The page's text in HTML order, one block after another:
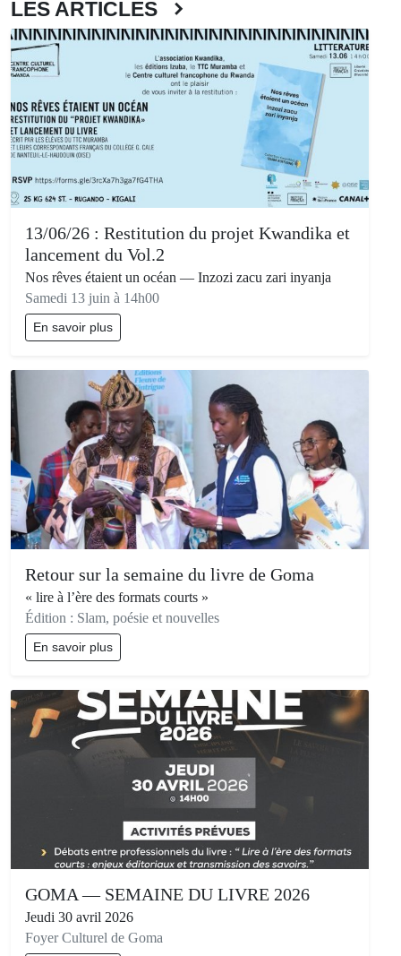
LES ARTICLES
13/06/26 : Restitution du projet Kwandika et
lancement du Vol.2
Nos rêves étaient un océan — Inzozi zacu zari inyanja
Samedi 13 juin à 14h00
En savoir plus
Retour sur la semaine du livre de Goma
« lire à l’ère des formats courts »
Édition : Slam, poésie et nouvelles
En savoir plus
GOMA — SEMAINE DU LIVRE 2026
Jeudi 30 avril 2026
Foyer Culturel de Goma